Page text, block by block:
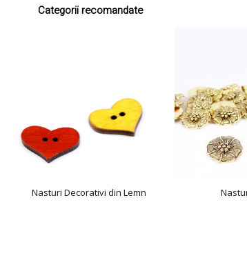
Categorii recomandate
Nasturi Decorativi din Lemn